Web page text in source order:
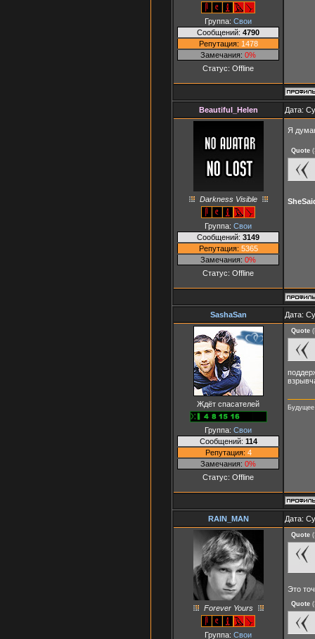
Группа: Свои
Сообщений: 4790
Репутация: 1478
Замечания: 0%
Статус: Offline
Beautiful_Helen Дата:
Darkness Visible
Группа: Свои
Сообщений: 3149
Репутация: 5365
Замечания: 0%
Статус: Offline
Я
Quote (
SashaSan Дата:
Ждёт спасателей
Группа: Свои
Сообщений: 114
Репутация: 4
Замечания: 0%
Статус: Offline
Quote (
Будущее
RAIN_MAN Дата:
Forever Yours
Группа: Свои
Quote (
Это
Quote (